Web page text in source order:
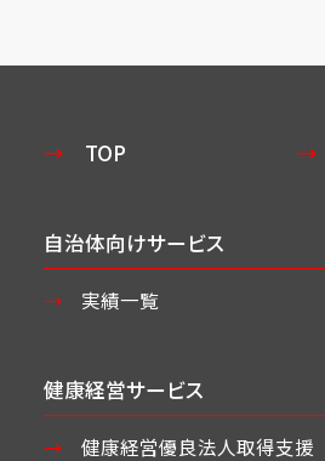
TOP
自治体向けサービス
実績一覧
健康経営サービス
健康経営優良法人取得支援